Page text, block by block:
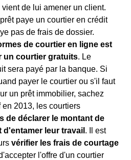
vient de lui amener un client.
paye un courtier en crédit
pas de frais de dossier.
de courtier en ligne est
un courtier gratuits. Le
sera payé par la banque. Si
payer le courtier ou s'il faut
un prêt immobilier, sachez
2013, les courtiers
de déclarer le montant de
leur travail . Il est
vérifier les frais de courtage
l'offre d'un courtier